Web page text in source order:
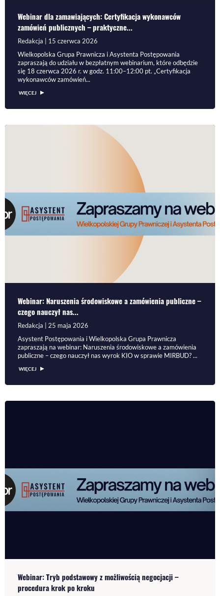
Webinar dla zamawiających: Certyfikacja wykonawców
zamówień publicznych – praktyczne...
Redakcja | 15 czerwca 2026
Wielkopolska Grupa Prawnicza i Asystenta Postępowania
zapraszają do udziału w bezpłatnym webinarium, które odbędzie
się 18 czerwca 2026 r. w godz. 11:00–12:00 pt. „Certyfikacja
wykonawców zamówień...
WIĘCEJ
Webinar: Naruszenia środowiskowe a zamówienia publiczne –
czego nauczył nas...
Redakcja | 25 maja 2026
Asystent Postępowania i Wielkopolska Grupa Prawnicza
zapraszają na webinar: Naruszenia środowiskowe a zamówienia
publiczne – czego nauczył nas wyrok KIO w sprawie MIRBUD? ...
WIĘCEJ
Webinar: Tryb podstawowy z możliwością negocjacji –
procedura krok po kroku